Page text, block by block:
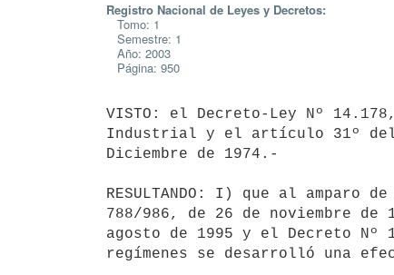
Registro Nacional de Leyes y Decretos:
Tomo: 1
Semestre: 1
Año: 2003
Página: 950
VISTO: el Decreto-Ley Nº
Industrial y el artículo 31º del
Diciembre de 1974.-
RESULTANDO: I) que al amparo
788/986, de 26 de noviembre
agosto de 1995 y el Decreto
regímenes se desarrolló una